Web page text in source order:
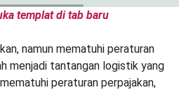
templat di tab baru
namun mematuhi peraturan
menjadi tantangan logistik yang
peraturan perpajakan,